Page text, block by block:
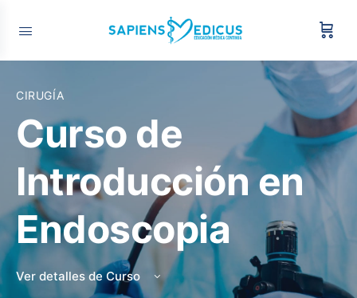
CIRUGÍA
Curso de
Introducción en
Endoscopia
Ver detalles de Curso